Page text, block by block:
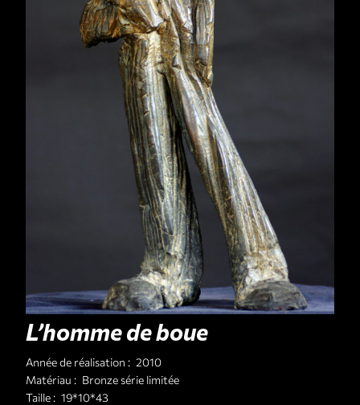
L’homme de boue
Année de réalisation : 2010
Matériau : Bronze série limitée
Taille : 19*10*43